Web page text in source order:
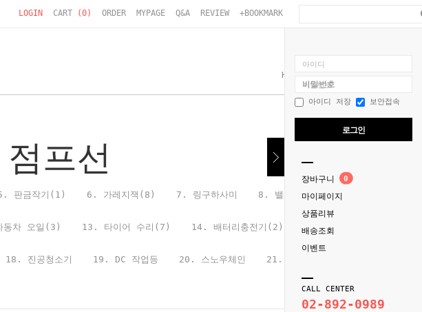
LOGIN CART (0) ORDER MYPAGE Q&A REVIEW +BOOKMARK
아이디
비밀번호
아이디 저장
보안접속
로그인
장바구니 0
마이페이지
상품리뷰
배송조회
이벤트
CALL CENTER
02-892-0989
Home
점프선
판금작기(1) 6. 가레지잭(8) 7. 링구하사미 8. 밸브작기(1)
차 오일(3) 13. 타이어 수리(7) 14. 배터리충전기(2)
18. 진공청소기 19. DC 작업등 20. 스노우체인 21. 연막항균탈취